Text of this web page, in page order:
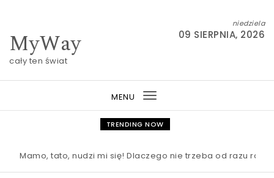
MyWay
cały ten świat
niedziela
09 SIERPNIA, 2026
MENU
Toggle
navigation
TRENDING NOW
tato, nudzi mi się! Dlaczego nie trzeba od razu ratować